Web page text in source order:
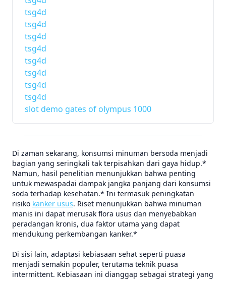
tsg4d
tsg4d
tsg4d
tsg4d
tsg4d
tsg4d
tsg4d
tsg4d
slot demo gates of olympus 1000
Di zaman sekarang, konsumsi minuman bersoda menjadi
bagian yang seringkali tak terpisahkan dari gaya hidup.*
Namun, hasil penelitian menunjukkan bahwa penting
untuk mewaspadai dampak jangka panjang dari konsumsi
soda terhadap kesehatan.* Ini termasuk peningkatan
risiko kanker usus. Riset menunjukkan bahwa minuman
manis ini dapat merusak flora usus dan menyebabkan
peradangan kronis, dua faktor utama yang dapat
mendukung perkembangan kanker.*
Di sisi lain, adaptasi kebiasaan sehat seperti puasa
menjadi semakin populer, terutama teknik puasa
intermittent. Kebiasaan ini dianggap sebagai strategi yang